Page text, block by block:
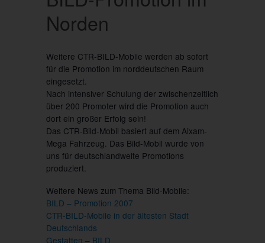
Norden
Weitere CTR-BILD-Mobile werden ab sofort
für die Promotion im norddeutschen Raum
eingesetzt.
Nach intensiver Schulung der zwischenzeitlich
über 200 Promoter wird die Promotion auch
dort ein großer Erfolg sein!
Das CTR-Bild-Mobil basiert auf dem Aixam-
Mega Fahrzeug. Das Bild-Mobil wurde von
uns für deutschlandweite Promotions
produziert.
Weitere News zum Thema Bild-Mobile:
BILD – Promotion 2007
CTR-BILD-Mobile in der ältesten Stadt
Deutschlands
Gestatten – BILD